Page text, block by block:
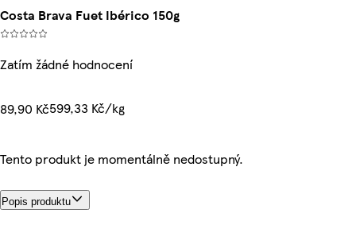
Costa Brava Fuet Ibérico 150g
Zatím žádné hodnocení
89,90 Kč599,33 Kč/kg
Tento produkt je momentálně nedostupný.
Popis produktu